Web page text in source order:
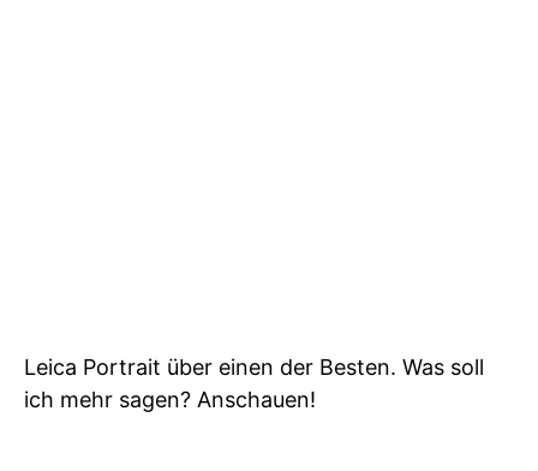
Leica Portrait über einen der Besten. Was soll
ich mehr sagen? Anschauen!